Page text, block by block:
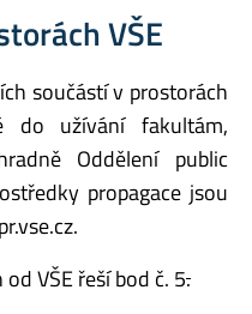
VŠE
součástí v prostorách
do užívání fakultám,
Oddělení public
propagace jsou
VŠE řeší bod č. 5.